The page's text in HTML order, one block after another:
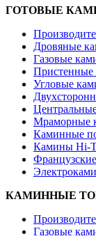
ГОТОВЫЕ
Дровяные
Газовые
Угловые
Мраморные
Каминные
Камины Hi-
КАМИННЫЕ
Газовые